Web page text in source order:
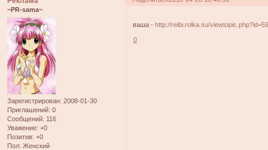
~PR-sama~
Зарегистрирован: 2008-01-30
Приглашений: 0
Сообщений: 116
Уважение: +0
Позитив: +0
Пол: Женский
ваша -http://reibi.rolka.su/
0